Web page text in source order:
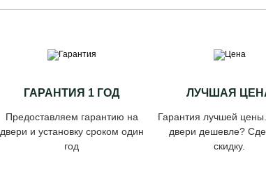
ГАРАНТИЯ 1 ГОД
Предоставляем гарантию на
двери и установку сроком один
год
ЛУЧШАЯ
Гарантия лучшей
двери дешевле?
скидку.